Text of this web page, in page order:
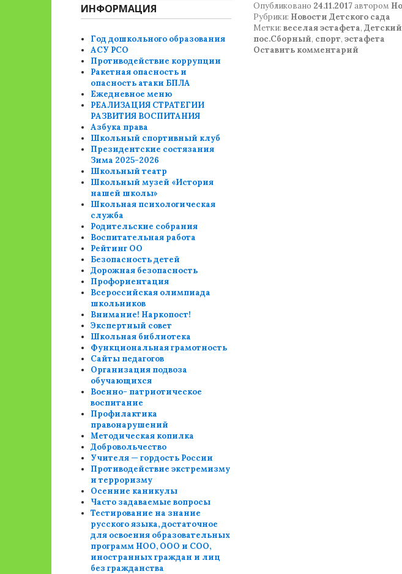
Опубликовано 24.11.2017автором
Рубрики: Новости Детского сада
Метки: веселая эстафета,
пос.Сборный, спорт, эстафета
Оставить комментарий
ИНФОРМАЦИЯ
Год дошкольного образования
АСУ РСО
Противодействие коррупции
Ракетная опасность и
опасность атаки БПЛА
Ежедневное меню
РЕАЛИЗАЦИЯ СТРАТЕГИИ
РАЗВИТИЯ ВОСПИТАНИЯ
Азбука права
Школьный спортивный клуб
Президентские состязания
Зима 2025-2026
Школьный театр
Школьный музей «История
нашей школы»
Школьная психологическая
служба
Родительские собрания
Воспитательная работа
Рейтинг ОО
Безопасность детей
Дорожная безопасность
Профориентация
Всероссийская олимпиада
школьников
Внимание! Наркопост!
Экспертный совет
Школьная библиотека
Функциональная грамотность
Сайты педагогов
Организация подвоза
обучающихся
Военно- патриотическое
воспитание
Профилактика
правонарушений
Методическая копилка
Добровольчество
Учителя — гордость России
Противодействие экстремизму
и терроризму
Осенние каникулы
Часто задаваемые вопросы
Тестирование на знание
русского языка, достаточное
для освоения образовательных
программ НОО, ООО и СОО,
иностранных граждан и лиц
без гражданства